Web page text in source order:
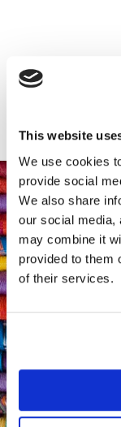
This website
We use cookies
provide social
We also share
our social media,
may combine it
provided to them
of their services.